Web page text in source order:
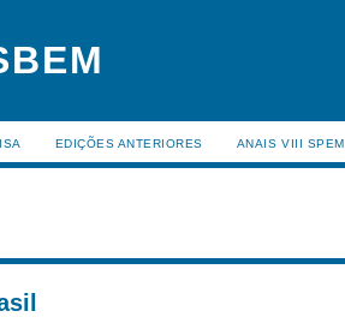
EDIÇÕES ANTERIORES ANAIS VIII SPEM